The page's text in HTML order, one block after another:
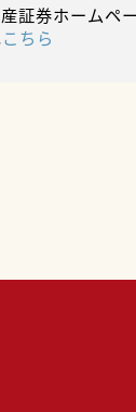
証券ホームペ
こちら